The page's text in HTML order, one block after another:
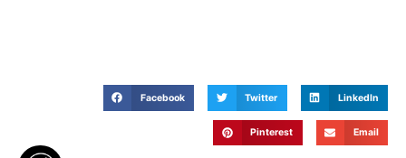
Facebook Twitter LinkedIn
Pinterest Email